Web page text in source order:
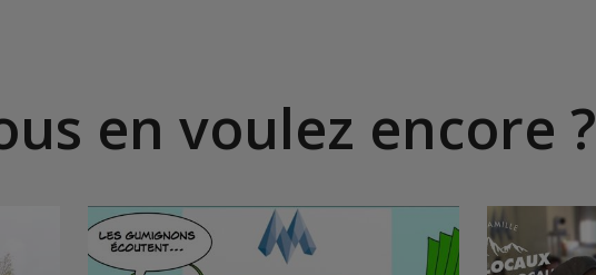
en voulez encore ?